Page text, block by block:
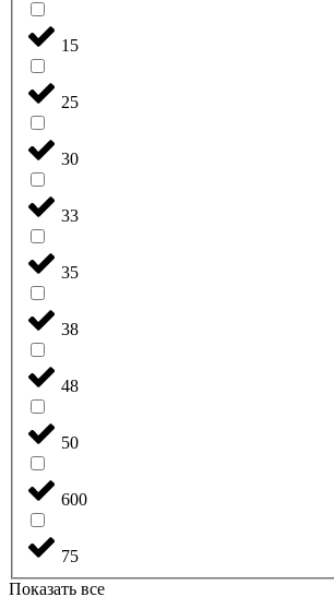
15
25
30
33
35
38
48
50
600
75
Показать все